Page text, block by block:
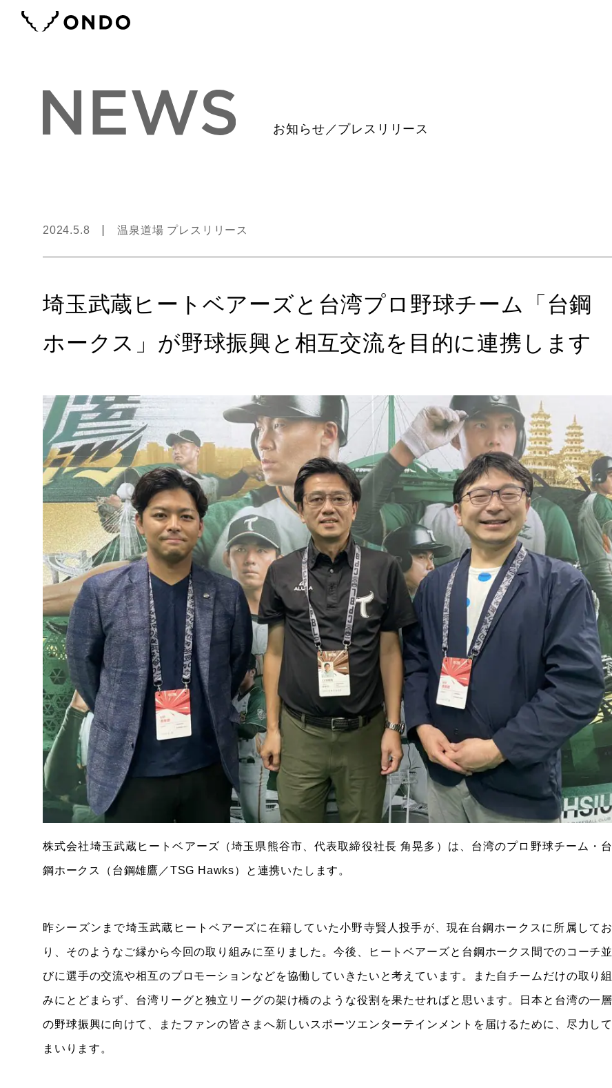
お知らせ／プレスリリース
2024.5.8 温泉道場 プレスリリース
埼玉武蔵ヒートベアーズと台湾プロ野球チーム「台鋼
ホークス」が野球振興と相互交流を目的に連携します
株式会社埼玉武蔵ヒートベアーズ（埼玉県熊谷市、代表取締役社長 角晃多）は、台湾のプロ野球チーム・台
鋼ホークス（台鋼雄鷹／TSG Hawks）と連携いたします。
昨シーズンまで埼玉武蔵ヒートベアーズに在籍していた小野寺賢人投手が、現在台鋼ホークスに所属してお
り、そのようなご縁から今回の取り組みに至りました。今後、ヒートベアーズと台鋼ホークス間でのコーチ並
びに選手の交流や相互のプロモーションなどを協働していきたいと考えています。また自チームだけの取り組
みにとどまらず、台湾リーグと独立リーグの架け橋のような役割を果たせればと思います。日本と台湾の一層
の野球振興に向けて、またファンの皆さまへ新しいスポーツエンターテインメントを届けるために、尽力して
まいります。